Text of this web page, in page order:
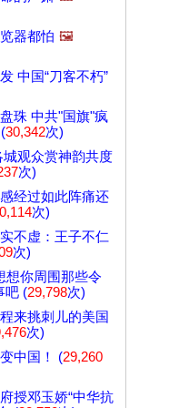
器都怕 🖼️
中国“刀客不朽”
珠 中共"国旗"疯
(30,342次)
观众赏神韵共度
次)
经过如此阵痛还
次)
不虚：王子不仁
次)
想你周围那些令
吧 (29,798次)
来挑刺儿的美国
次)
中国！ (29,260
授邓玉娇“中华抗